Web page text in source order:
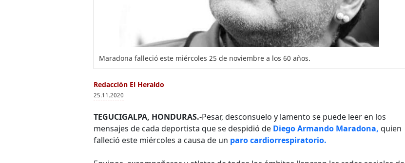
Maradona falleció este miércoles 25 de noviembre a los 60 años.
Redacción El Heraldo
25.11.2020
TEGUCIGALPA, HONDURAS.-Pesar, desconsuelo y lamento se puede leer en los
mensajes de cada deportista que se despidió de Diego Armando Maradona, quien
falleció este miércoles a causa de un paro cardiorrespiratorio.